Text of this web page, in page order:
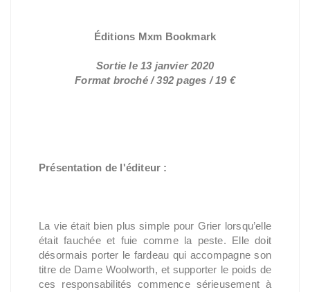
Éditions Mxm Bookmark
Sortie le 13 janvier 2020
Format broché / 392 pages / 19 €
Présentation de l'éditeur :
La vie était bien plus simple pour Grier lorsqu’elle
était fauchée et fuie comme la peste. Elle doit
désormais porter le fardeau qui accompagne son
titre de Dame Woolworth, et supporter le poids de
ces responsabilités commence sérieusement à